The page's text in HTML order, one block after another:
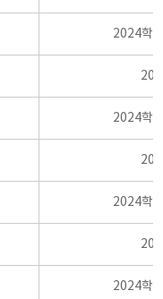
2024학
2024학
2024학
2024학